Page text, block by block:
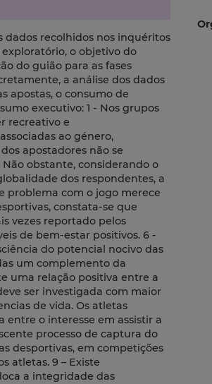
dados recolhidos nos inquéritos
o objetivo do
do guião para as fases
a análise dos dados
apostas, o consumo de
executivo: 1 - Nos grupos
recreativo e
ao género,
apostadores não se
obstante, considerando o
dos respondentes, a
problema com o jogo merece
constata-se que
vezes reportado pelos
de bem-estar positivos. 6 -
do potencial nocivo das
um complemento da
uma relação positiva entre a
ser investigada com maior
de vida. Os atletas
o interesse em assistir a
processo de captura do
desportivas, em competições
atletas. 9 – Existe
a integridade das